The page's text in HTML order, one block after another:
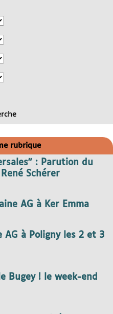
rubrique
: Parution du
Schérer
AG à Ker Emma
à Poligny les 2 et 3
Bugey ! le week-end